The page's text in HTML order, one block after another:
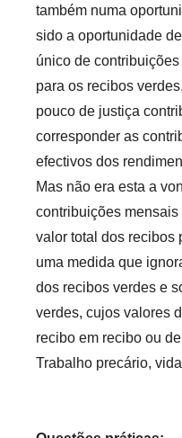
também numa
sido a oportunidade
único de
para os recibos
pouco de justiça
corresponder as
efectivos dos
Mas não era esta a
contribuições
valor total dos recibos
uma medida que
dos recibos verdes e
verdes, cujos valores
recibo em recibo ou
Trabalho precário,